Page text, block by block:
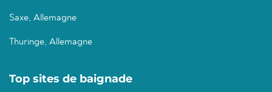
Saxe, Allemagne
Thuringe, Allemagne
Top sites de baignade